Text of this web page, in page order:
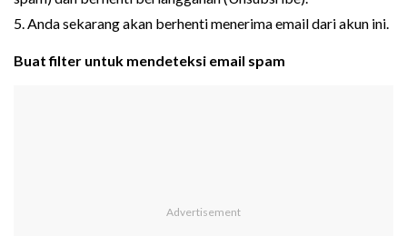
5. Anda sekarang akan berhenti menerima email dari akun ini.
Buat filter untuk mendeteksi email spam